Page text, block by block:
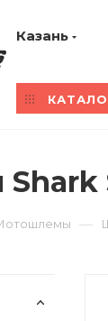
Казань
—